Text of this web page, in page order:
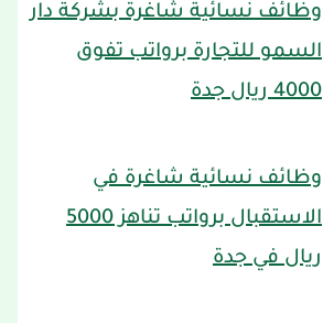
وظائف نسائية شاغرة بشركة دار
السمو للتجارة برواتب تفوق
4000 ريال جدة
وظائف نسائية شاغرة في
الاستقبال برواتب تناهز 5000
ريال في جدة